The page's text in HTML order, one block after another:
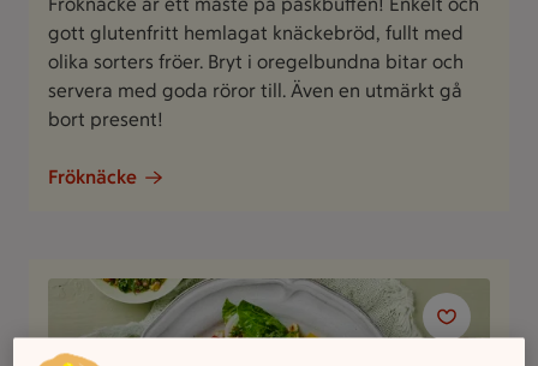
gott glutenfritt hemlagat knäckebröd, fullt med
olika sorters fröer. Bryt i oregelbundna bitar och
servera med goda röror till. Även en utmärkt gå
bort present!
Fröknäcke